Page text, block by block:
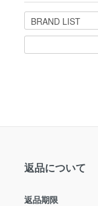
返品について
返品期限